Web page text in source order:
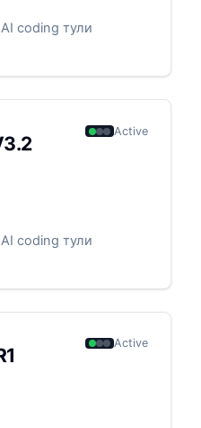
coding тули
Active
coding тули
Active